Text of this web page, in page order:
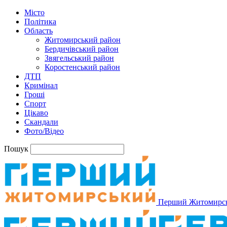
Місто
Політика
Область
Житомирський район
Бердичівський район
Звягельський район
Коростенський район
ДТП
Кримінал
Гроші
Спорт
Цікаво
Скандали
Фото/Відео
Пошук
Перший